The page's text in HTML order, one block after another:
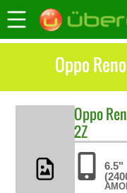
Oppo
Oppo
2Z
6.5"